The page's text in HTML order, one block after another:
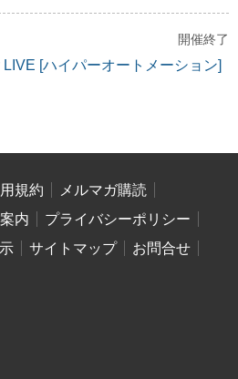
開催終了
LIVE [ハイパーオートメーション]
規約
メルマガ購読
内
プライバシーポリシー
サイトマップ
お問合せ